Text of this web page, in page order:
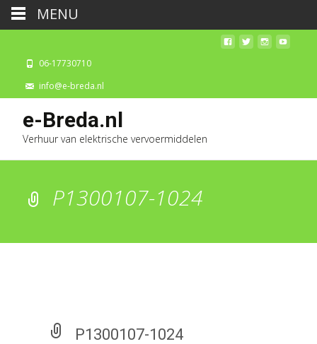
06-17730710
info@e-breda.nl
e-Breda.nl
Verhuur van elektrische vervoermiddelen
P1300107-1024
P1300107-1024
MENU